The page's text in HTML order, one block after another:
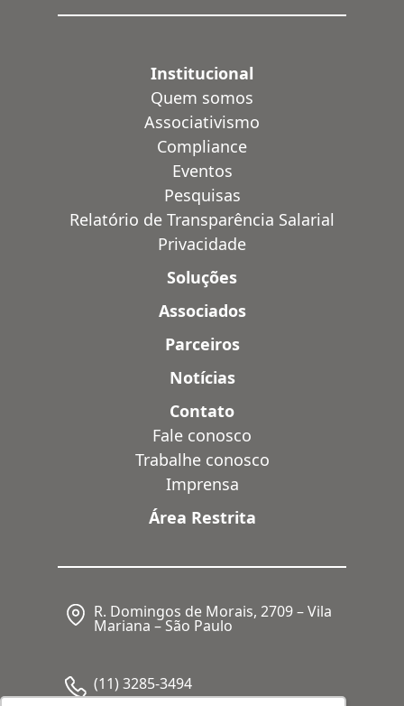
Institucional
Quem somos
Associativismo
Compliance
Eventos
Pesquisas
Relatório de Transparência Salarial
Privacidade
Soluções
Associados
Parceiros
Notícias
Contato
Fale conosco
Trabalhe conosco
Imprensa
Área Restrita
R. Domingos de Morais, 2709 – Vila
Mariana – São Paulo
(11) 3285-3494